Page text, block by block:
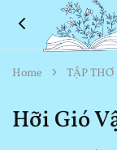
Nhất
Lang
Quán
Thơ
Hay
Cuộc
Sống
Home TẬP THƠ
Hỡi Gió